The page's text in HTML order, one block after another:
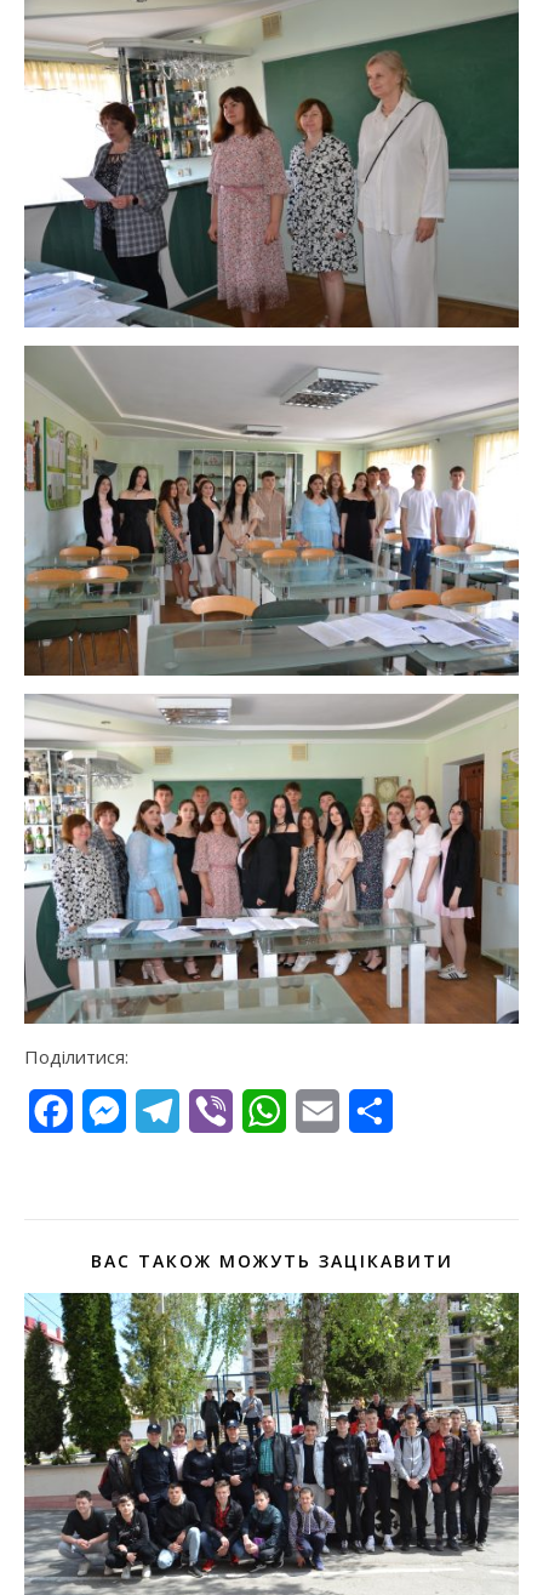
Поділитися:
FacebookMessengerTelegram
Viber WhatsApp
Email
ВАС ТАКОЖ МОЖУТЬ ЗАЦІКАВИТИ